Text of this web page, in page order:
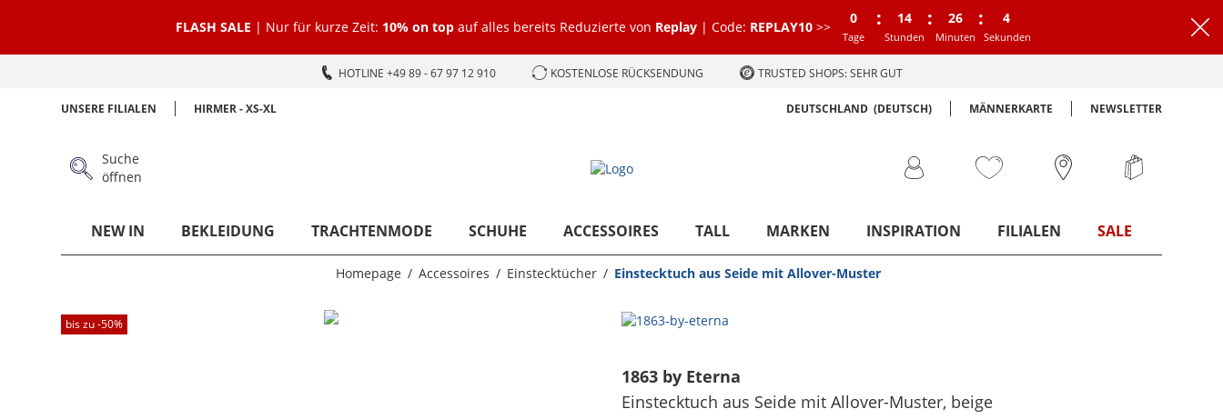
FLASH SALE | Nur für kurze Zeit: 10% on top auf alles bereits Reduzierte von Replay | Code: REPLAY10 >>
0
Tage
: 14
Stunden
: 26
Minuten
: 4
Sekunden
HOTLINE +49 89 - 67 97 12 910 KOSTENLOSE RÜCKSENDUNG TRUSTED SHOPS: SEHR GUT
UNSERE FILIALEN HIRMER - XS-XL DEUTSCHLAND (DEUTSCH) MÄNNERKARTE NEWSLETTER
Suche
öffnen
NEW IN BEKLEIDUNG TRACHTENMODE SCHUHE ACCESSOIRES TALL MARKEN INSPIRATION FILIALEN SALE
Homepage Accessoires Einstecktücher Einstecktuch aus Seide mit Allover-Muster
bis zu -50%
1863 by Eterna
Einstecktuch aus Seide mit Allover-Muster, beige